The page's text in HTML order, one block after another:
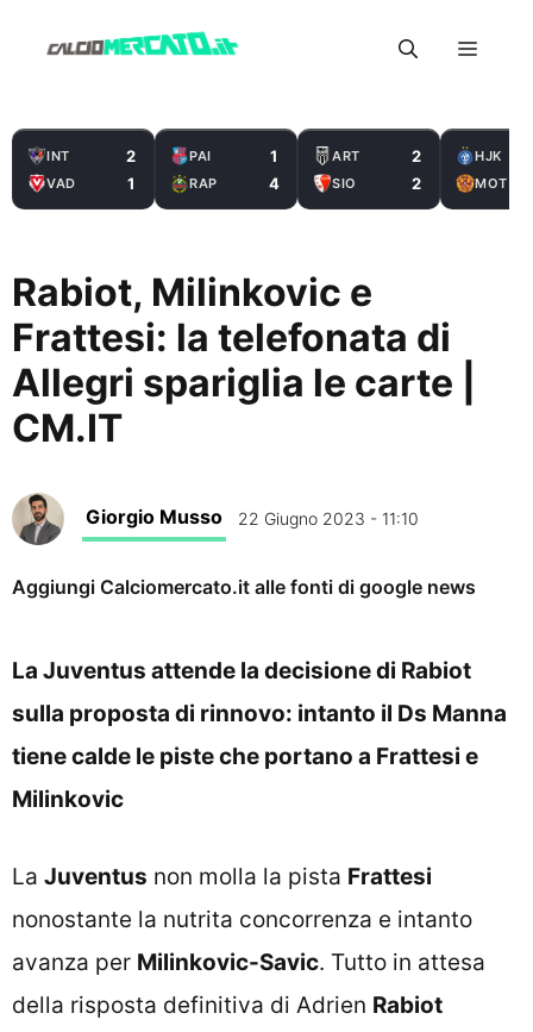
Menu
INT 2
VAD 1
PAI 1
RAP 4
ART 2
SIO 2
HJK
MOT
Rabiot, Milinkovic e
Frattesi: la telefonata di
Allegri spariglia le carte |
CM.IT
Giorgio Musso 22 Giugno 2023 - 11:10
Aggiungi Calciomercato.it alle fonti di google news
La Juventus attende la decisione di Rabiot
sulla proposta di rinnovo: intanto il Ds Manna
tiene calde le piste che portano a Frattesi e
Milinkovic
La Juventus non molla la pista Frattesi
nonostante la nutrita concorrenza e intanto
avanza per Milinkovic-Savic. Tutto in attesa
della risposta definitiva di Adrien Rabiot